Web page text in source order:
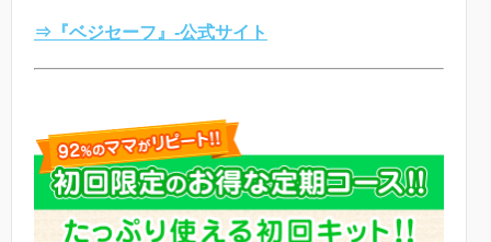
⇒『ベジセーフ』-公式サイト